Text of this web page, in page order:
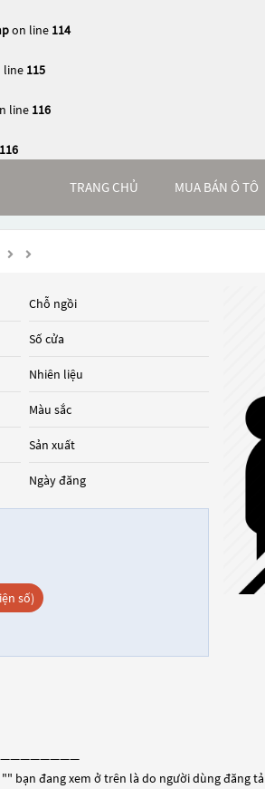
on line 114
line 115
line 116
116
TRANG CHỦ MUA BÁN Ô TÔ
Chỗ ngồi
Số cửa
Nhiên liệu
Màu sắc
Sản xuất
Ngày đăng
số)
" bạn đang xem ở trên là do người dùng đăng